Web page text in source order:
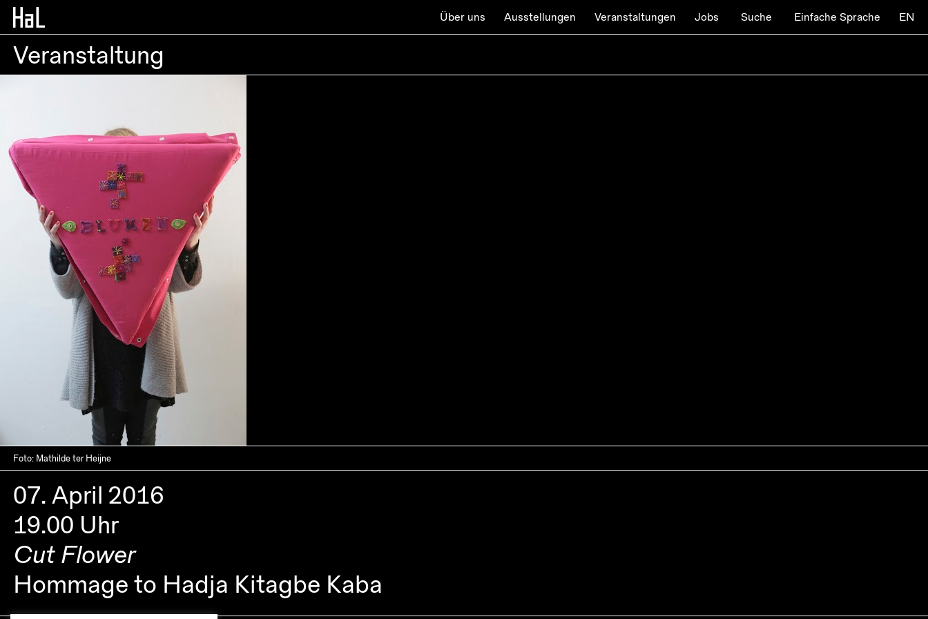
Über uns Ausstellungen Veranstaltungen Jobs Suche Einfache Sprache EN
Veranstaltung
Foto: Mathilde ter Heijne
07. April 2016
19.00 Uhr
Cut Flower
Hommage to Hadja Kitagbe Kaba